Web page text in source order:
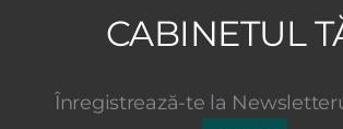
CABINETUL
Înregistrează-te la